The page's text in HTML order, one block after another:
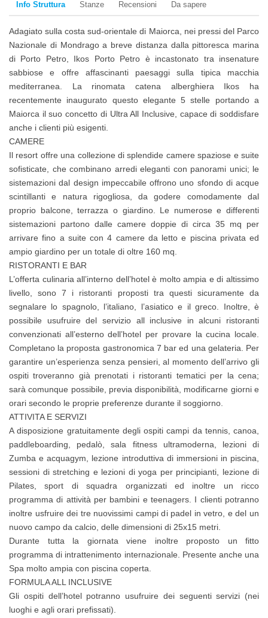
Info Struttura Stanze Recensioni Da sapere
Adagiato sulla costa sud-orientale di Maiorca, nei pressi del Parco
Nazionale di Mondrago a breve distanza dalla pittoresca marina
di Porto Petro, Ikos Porto Petro è incastonato tra insenature
sabbiose e offre affascinanti paesaggi sulla tipica macchia
mediterranea. La rinomata catena alberghiera Ikos ha
recentemente inaugurato questo elegante 5 stelle portando a
Maiorca il suo concetto di Ultra All Inclusive, capace di soddisfare
anche i clienti più esigenti.
CAMERE
Il resort offre una collezione di splendide camere spaziose e suite
sofisticate, che combinano arredi eleganti con panorami unici; le
sistemazioni dal design impeccabile offrono uno sfondo di acque
scintillanti e natura rigogliosa, da godere comodamente dal
proprio balcone, terrazza o giardino. Le numerose e differenti
sistemazioni partono dalle camere doppie di circa 35 mq per
arrivare fino a suite con 4 camere da letto e piscina privata ed
ampio giardino per un totale di oltre 160 mq.
RISTORANTI E BAR
L’offerta culinaria all’interno dell’hotel è molto ampia e di altissimo
livello, sono 7 i ristoranti proposti tra questi sicuramente da
segnalare lo spagnolo, l’italiano, l’asiatico e il greco. Inoltre, è
possibile usufruire del servizio all inclusive in alcuni ristoranti
convenzionati all’esterno dell’hotel per provare la cucina locale.
Completano la proposta gastronomica 7 bar ed una gelateria. Per
garantire un’esperienza senza pensieri, al momento dell’arrivo gli
ospiti troveranno già prenotati i ristoranti tematici per la cena;
sarà comunque possibile, previa disponibilità, modificarne giorni e
orari secondo le proprie preferenze durante il soggiorno.
ATTIVITA E SERVIZI
A disposizione gratuitamente degli ospiti campi da tennis, canoa,
paddleboarding, pedalò, sala fitness ultramoderna, lezioni di
Zumba e acquagym, lezione introduttiva di immersioni in piscina,
sessioni di stretching e lezioni di yoga per principianti, lezione di
Pilates, sport di squadra organizzati ed inoltre un ricco
programma di attività per bambini e teenagers. I clienti potranno
inoltre usfruire dei tre nuovissimi campi di padel in vetro, e del un
nuovo campo da calcio, delle dimensioni di 25x15 metri.
Durante tutta la giornata viene inoltre proposto un fitto
programma di intrattenimento internazionale. Presente anche una
Spa molto ampia con piscina coperta.
FORMULA ALL INCLUSIVE
Gli ospiti dell’hotel potranno usufruire dei seguenti servizi (nei
luoghi e agli orari prefissati).